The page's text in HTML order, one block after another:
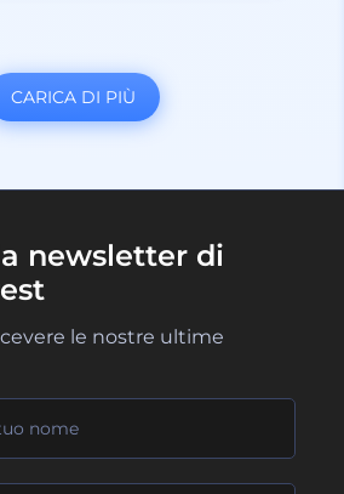
CARICA DI PIÙ
newsletter di
le nostre ultime